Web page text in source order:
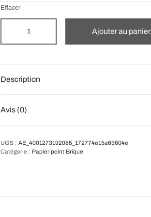
Effacer
Ajouter au panier
Description
Avis (0)
UGS : AE_4001273192085_172774e15a63604e
Catégorie : Papier peint Brique